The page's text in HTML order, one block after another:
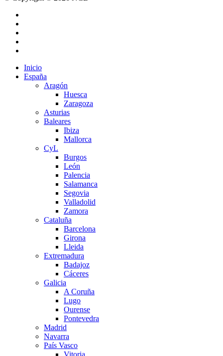
Close
Menu
Inicio
España
Aragón
Huesca
Zaragoza
Asturias
Baleares
Ibiza
Mallorca
CyL
Burgos
León
Palencia
Salamanca
Segovia
Valladolid
Zamora
Cataluña
Barcelona
Girona
Lleida
Extremadura
Badajoz
Cáceres
Galicia
A Coruña
Lugo
Ourense
Pontevedra
Madrid
Navarra
País Vasco
Vitoria